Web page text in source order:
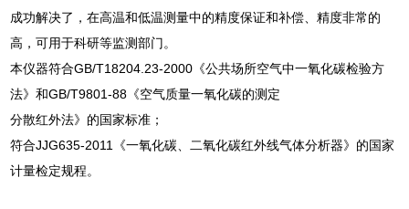
成功解决了，在高温和低温测量中的精度保证和补偿、精度非常的
高，可用于科研等监测部门。
本仪器符合GB/T18204.23-2000《公共场所空气中一氧化碳检验方
法》和GB/T9801-88《空气质量一氧化碳的测定
分散红外法》的国家标准；
符合JJG635-2011《一氧化碳、二氧化碳红外线气体分析器》的国家
计量检定规程。